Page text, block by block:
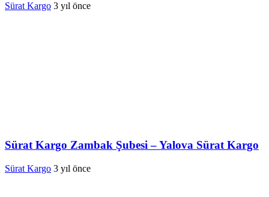
Sürat Kargo 3 yıl önce
Sürat Kargo Zambak Şubesi – Yalova Sürat Kargo
Sürat Kargo 3 yıl önce